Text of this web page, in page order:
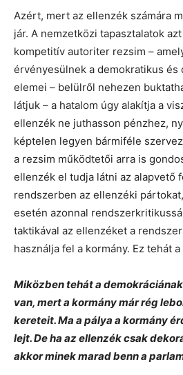
Azért, mert az ellenzék számára
jár. A nemzetközi tapasztalatok
kompetitív autoriter rezsim –
érvényesülnek a demokratikus
elemei – belülről nehezen
látjuk – a hatalom úgy alakítja a
ellenzék ne juthasson pénzhez,
képtelen legyen bármiféle
a rezsim működtetői arra is
ellenzék el tudja látni az alapvető
rendszerben az ellenzéki
esetén azonnal
taktikával az ellenzéket a
használja fel a kormány. Ez tehát a
Miközben tehát a
van, mert a kormány már rég
kereteit. Ma a pálya a kormány
lejt. De ha az ellenzék csak
akkor minek marad benn a